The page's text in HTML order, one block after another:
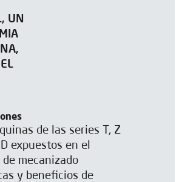
UN
de las series T, Z
expuestos en el
mecanizado
y beneficios de